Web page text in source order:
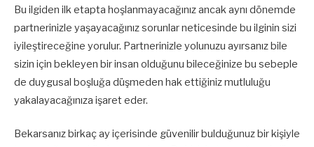
Bu ilgiden ilk etapta hoşlanmayacağınız ancak aynı dönemde
partnerinizle yaşayacağınız sorunlar neticesinde bu ilginin sizi
iyileştireceğine yorulur. Partnerinizle yolunuzu ayırsanız bile
sizin için bekleyen bir insan olduğunu bileceğinize bu sebeple
de duygusal boşluğa düşmeden hak ettiğiniz mutluluğu
yakalayacağınıza işaret eder.
Bekarsanız birkaç ay içerisinde güvenilir bulduğunuz bir kişiyle